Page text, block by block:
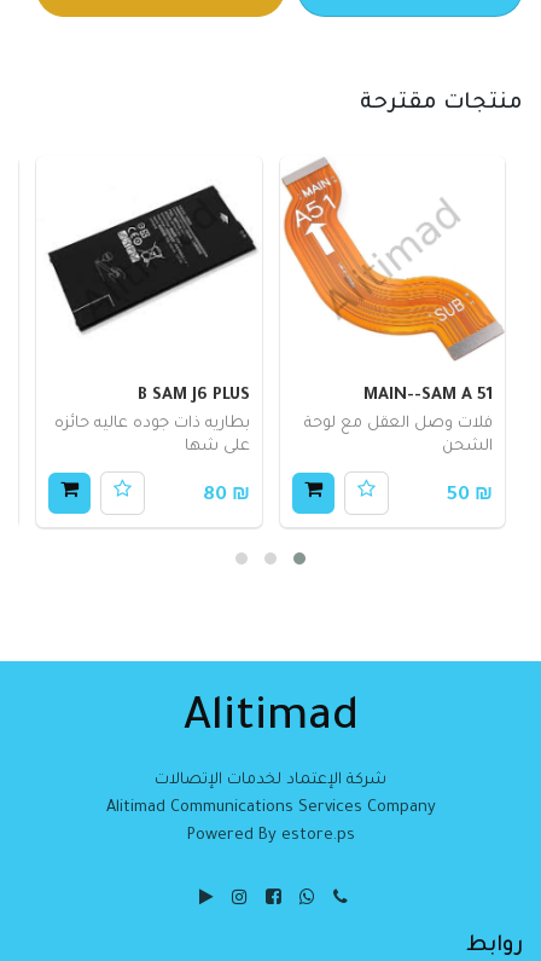
منتجات مقترحة
MAIN--SAM A 51
فلات وصل العقل مع لوحة
الشحن
₪ 50
B SAM J6 PLUS
بطاريه ذات جوده عاليه حائزه
على شها
₪ 80
Alitimad
شركة الإعتماد لخدمات الإتصالات
Alitimad Communications Services Company
Powered By estore.ps
روابط